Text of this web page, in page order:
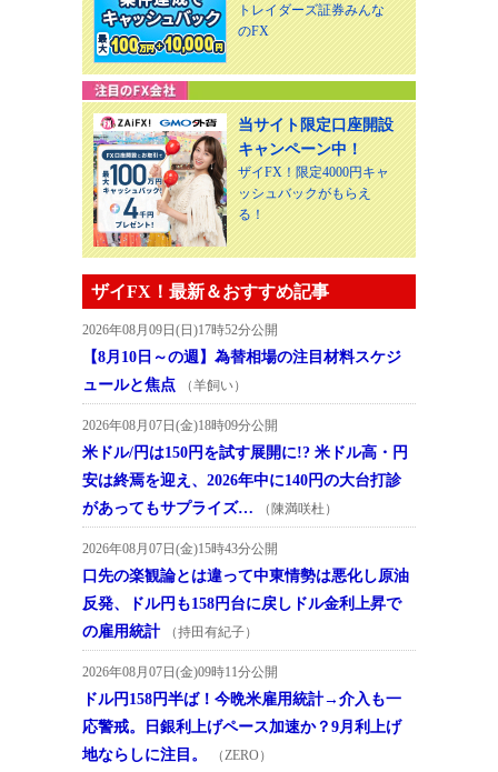
トレイダーズ証券みんな
のFX
当サイト限定口座開設
キャンペーン中！
ザイFX！限定4000円キャ
ッシュバックがもらえ
る！
ザイFX！最新＆おすすめ記事
2026年08月09日(日)17時52分公開
【8月10日～の週】為替相場の注目材料スケジ
ュールと焦点
（羊飼い）
2026年08月07日(金)18時09分公開
米ドル/円は150円を試す展開に!? 米ドル高・円
安は終焉を迎え、2026年中に140円の大台打診
があってもサプライズ…
（陳満咲杜）
2026年08月07日(金)15時43分公開
口先の楽観論とは違って中東情勢は悪化し原油
反発、ドル円も158円台に戻しドル金利上昇で
の雇用統計
（持田有紀子）
2026年08月07日(金)09時11分公開
ドル円158円半ば！今晩米雇用統計→介入も一
応警戒。日銀利上げペース加速か？9月利上げ
地ならしに注目。
（ZERO）